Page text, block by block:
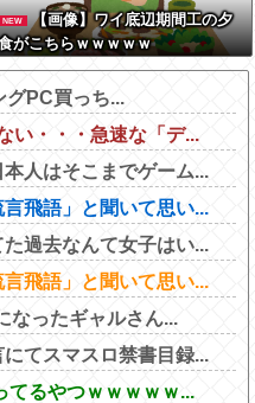
NEW
【画像】ワイ底辺期間工の夕
がこちらｗｗｗｗｗ
グPC買っち...
い・・・急速な「デ...
人はそこまでゲーム...
言飛語」と聞いて思い...
た過去なんて女子はい...
言飛語」と聞いて思い...
なったギャルさん...
にてスマスロ禁書目録...
てるやつｗｗｗｗｗ...